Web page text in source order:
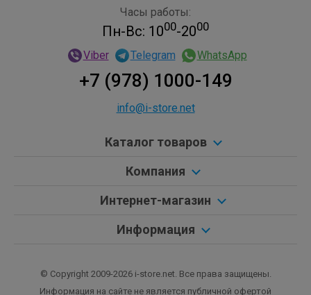
Часы работы:
Пн-Вс: 1000-2000
Viber Telegram WhatsApp
+7 (978) 1000-149
info@i-store.net
Каталог товаров
Компания
Интернет-магазин
Информация
© Copyright 2009-2026 i-store.net. Все права защищены.
Информация на сайте не является публичной офертой